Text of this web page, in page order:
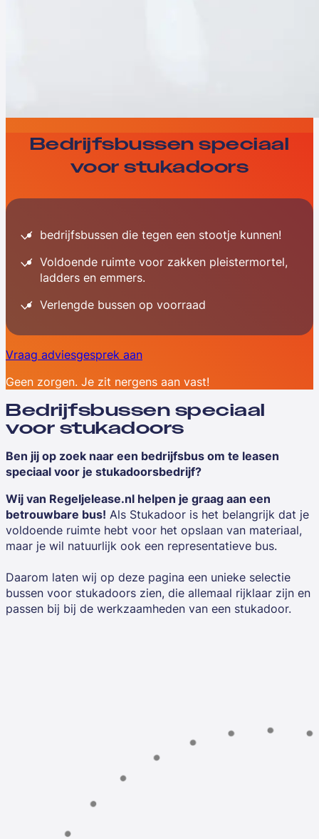
Bedrijfsbussen speciaal
voor stukadoors
bedrijfsbussen die tegen een stootje kunnen!
Voldoende ruimte voor zakken pleistermortel,
ladders en emmers.
Verlengde bussen op voorraad
Vraag adviesgesprek aan
Geen zorgen. Je zit nergens aan vast!
Bedrijfsbussen speciaal
voor stukadoors
Ben jij op zoek naar een bedrijfsbus om te leasen
speciaal voor je stukadoorsbedrijf?
Wij van Regeljelease.nl helpen je graag aan een
betrouwbare bus! Als Stukadoor is het belangrijk dat je
voldoende ruimte hebt voor het opslaan van materiaal,
maar je wil natuurlijk ook een representatieve bus.
Daarom laten wij op deze pagina een unieke selectie
bussen voor stukadoors zien, die allemaal rijklaar zijn en
passen bij bij de werkzaamheden van een stukadoor.